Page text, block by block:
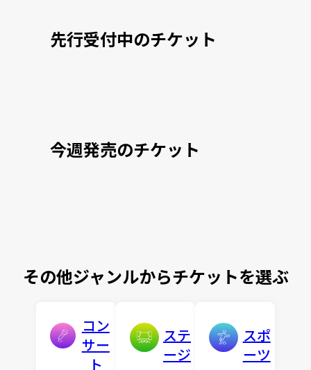
先行受付中のチケット
今週発売のチケット
その他ジャンルからチケットを選ぶ
コン
サー
ト
ステ
ージ
スポ
ーツ